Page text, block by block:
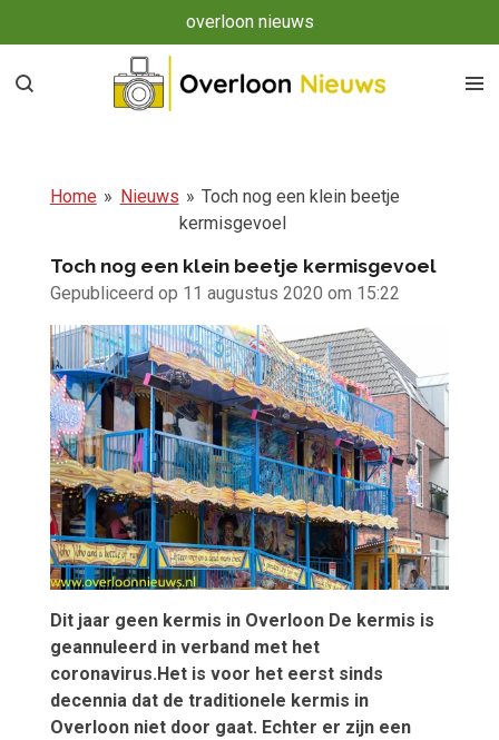
direct
naar
overloon nieuws
Home » Nieuws » Toch nog een klein beetje
kermisgevoel
Toch nog een klein beetje kermisgevoel
Gepubliceerd op 11 augustus 2020 om 15:22
Dit jaar geen kermis in Overloon De kermis is
geannuleerd in verband met het
coronavirus.Het is voor het eerst sinds
decennia dat de traditionele kermis in
Overloon niet door gaat. Echter er zijn een